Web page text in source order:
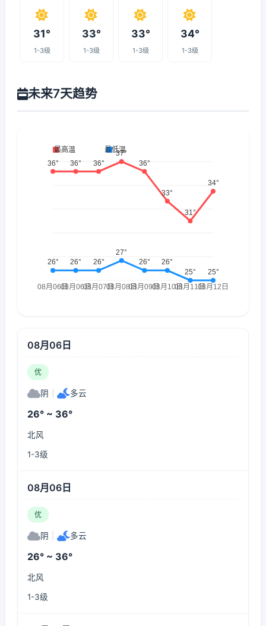
31°
1-3级
33°
1-3级
33°
1-3级
34°
1-3级
未来7天趋势
08月06日
优
阴 多云
26° ~ 36°
北风
1-3级
08月06日
优
阴 多云
26° ~ 36°
北风
1-3级